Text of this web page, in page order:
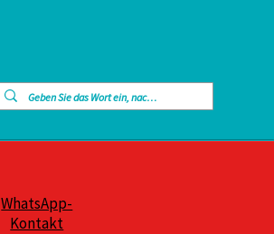
WhatsApp-
Kontakt